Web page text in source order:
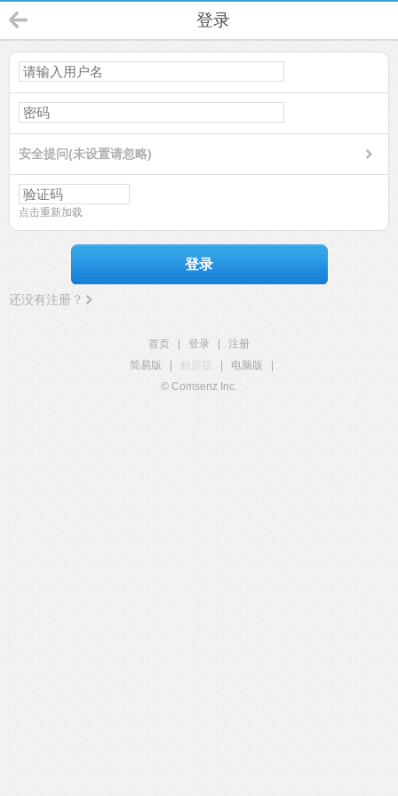
登录
安全提问(未设置请忽略)
点击重新加载
登录
还没有注册？
首页 登录
注册
简易版
触屏版 电脑版
© Comsenz Inc.